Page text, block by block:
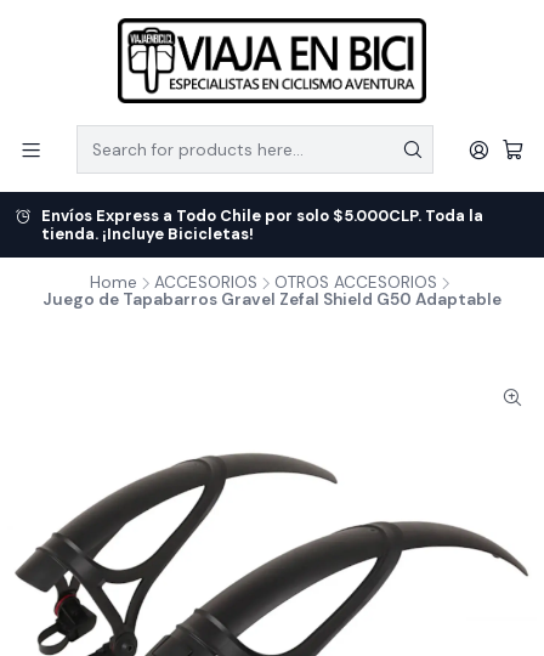
Envíos Express a Todo Chile por solo $5.000CLP. Toda la
tienda. ¡Incluye Bicicletas!
Home ACCESORIOS
OTROS ACCESORIOS
Juego de Tapabarros Gravel Zefal Shield G50 Adaptable